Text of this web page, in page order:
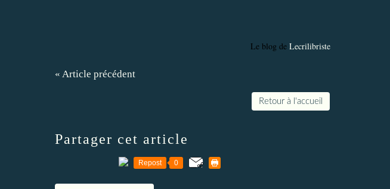
Le blog de Lecrilibriste
« Article précédent
Retour à l'accueil
Partager cet article
Repost 0